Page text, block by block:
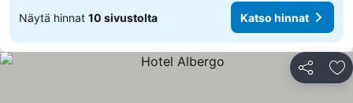
Näytä hinnat 10 sivustolta Katso hinnat
Jaa